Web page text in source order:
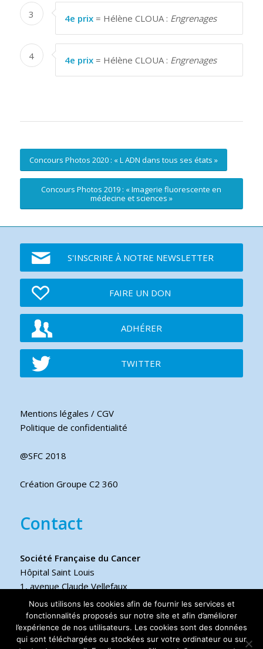
3 4e prix= Hélène CLOUA : Engrenages
4 4e prix= Hélène CLOUA : Engrenages
Concours Photos 2020 : « L ADN dans tous ses états »
Concours Photos 2019 : « Imagerie fluorescente en
médecine et sciences »
S'INSCRIRE À NOTRE NEWSLETTER
FAIRE UN DON
ADHÉRER
TWITTER
Mentions légales / CGV
Politique de confidentialité
@SFC 2018
Création Groupe C2 360
Contact
Société Française du Cancer
Hôpital Saint Louis
1, avenue Claude Vellefaux
75475 Paris cedex 10 FRANCE
Téléphone
+33 6 17 44 70 76
Nous utilisons les cookies afin de fournir les services et
fonctionnalités proposés sur notre site et afin d’améliorer
l’expérience de nos utilisateurs. Les cookies sont des données
qui sont téléchargées ou stockées sur votre ordinateur ou sur